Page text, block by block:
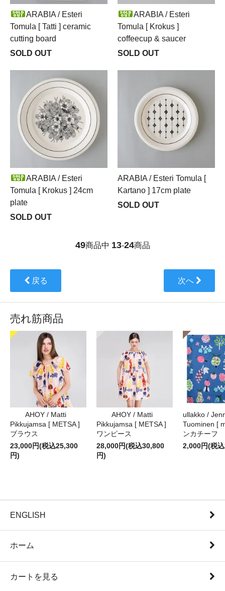
ARABIA / Esteri
Tomula [ Tatti ] ceramic
cutting board
SOLD OUT
ARABIA / Esteri
Tomula [ Krokus ]
coffeecup & saucer
SOLD OUT
ARABIA / Esteri
Tomula [ Krokus ] 24cm
plate
SOLD OUT
ARABIA / Esteri Tomula [
Kartano ] 17cm plate
SOLD OUT
49商品中 13-24商品
戻る 次へ
売れ筋商品
AHOY / Matti
Pikkujamsa [ METSA ]
ブラウス
23,000円(税込25,300
円)
AHOY / Matti
Pikkujamsa [ METSA ]
ワンピース
28,000円(税込30,800
円)
ullakko /
Tuominen [
ンカチーフ
2,000円(税
ENGLISH
ホーム
カートを見る